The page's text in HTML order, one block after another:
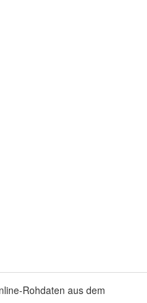
Rohdaten aus dem